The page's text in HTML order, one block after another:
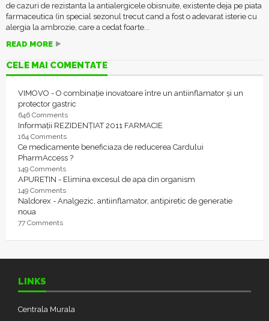
de cazuri de rezistanta la antialergicele obisnuite, existente deja pe piata
farmaceutica (in special sezonul trecut cand a fost o adevarat isterie cu
alergia la ambrozie, care a cedat foarte...
READ MORE
CELE MAI COMENTATE
VIMOVO - O combinație inovatoare între un antiinflamator și un
protector gastric
646 Comments
Informații REZIDENȚIAT 2011 FARMACIE
164 Comments
Ce medicamente beneficiaza de reducerea Cardului
PharmAccess ?
149 Comments
APURETIN - Elimina excesul de apa din organism
149 Comments
Naldorex - Analgezic, antiinflamator, antipiretic de generatie
noua
77 Comments
LINKS
Centrala Murala